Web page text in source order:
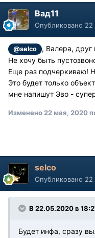
Вад11
Опубликовано 22
@selco
, Валера, друг
Не хочу быть
Еще раз подчеркиваю!
Это будет только
мне напишут Эво -
Изменено22 мая, 2020
selco
Опубликовано 22
В 22.05.2020 в
Будет инфа, сразу